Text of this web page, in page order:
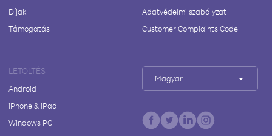
Díjak
Támogatás
Adatvédelmi szabályzat
Customer Complaints Code
LETÖLTÉS
Android
iPhone & iPad
Windows PC
Magyar